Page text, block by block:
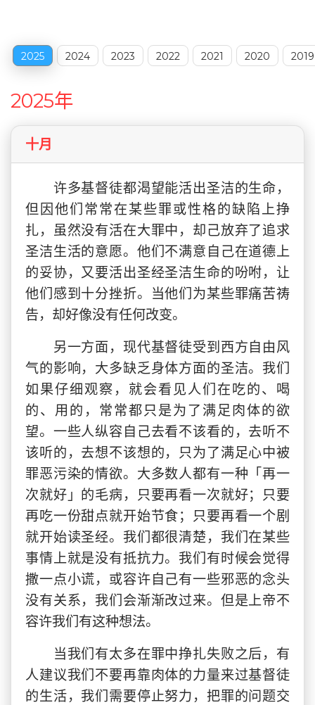
2025(CURRENT)
2024 2023 2022 2021 2020 2019
2025年
十月
许多基督徒都渴望能活出圣洁的生命，
但因他们常常在某些罪或性格的缺陷上挣
扎，虽然没有活在大罪中，却己放弃了追求
圣洁生活的意愿。他们不满意自己在道德上
的妥协，又要活出圣经圣洁生命的吩咐，让
他们感到十分挫折。当他们为某些罪痛苦祷
告，却好像没有任何改变。
另一方面，现代基督徒受到西方自由风
气的影响，大多缺乏身体方面的圣洁。我们
如果仔细观察，就会看见人们在吃的、喝
的、用的，常常都只是为了满足肉体的欲
望。一些人纵容自己去看不该看的，去听不
该听的，去想不该想的，只为了满足心中被
罪恶污染的情欲。大多数人都有一种「再一
次就好」的毛病，只要再看一次就好；只要
再吃一份甜点就开始节食；只要再看一个剧
就开始读圣经。我们都很清楚，我们在某些
事情上就是没有抵抗力。我们有时候会觉得
撒一点小谎，或容许自己有一些邪恶的念头
没有关系，我们会渐渐改过来。但是上帝不
容许我们有这种想法。
当我们有太多在罪中挣扎失败之后，有
人建议我们不要再靠肉体的力量来过基督徒
的生活，我们需要停止努力，把罪的问题交